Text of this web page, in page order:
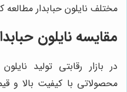
مختلف نایلون حبابدار مطالعه
مقایسه نایلون
در بازار رقابتی تولید نایلون
محصولاتی با کیفیت بالا و